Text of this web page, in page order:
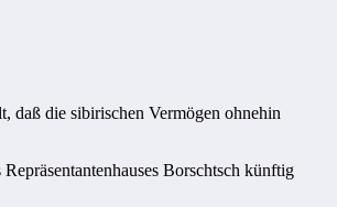
daß die sibirischen Vermögen ohnehin
Borschtsch künftig